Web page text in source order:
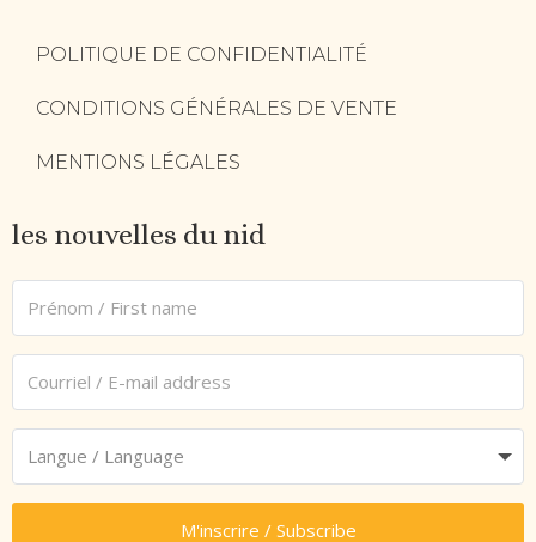
POLITIQUE DE CONFIDENTIALITÉ
CONDITIONS GÉNÉRALES DE VENTE
MENTIONS LÉGALES
les nouvelles du nid
M'inscrire / Subscribe